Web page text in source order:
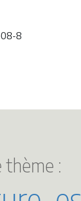
08-8
thème :